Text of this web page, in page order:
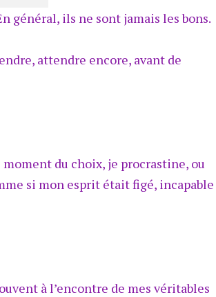
général, ils ne sont jamais les bons.
attendre encore, avant de
moment du choix, je procrastine, ou
si mon esprit était figé, incapable
à l’encontre de mes véritables